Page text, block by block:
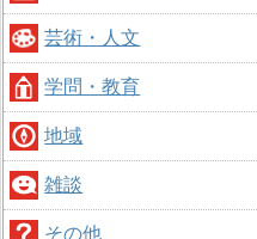
芸術・人文
学問・教育
地域
雑談
その他